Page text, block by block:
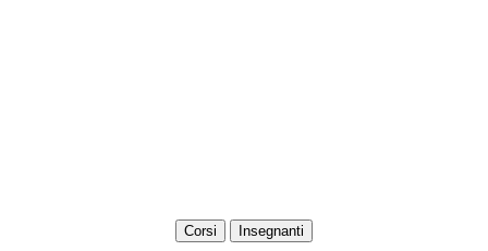
Corsi Insegnanti